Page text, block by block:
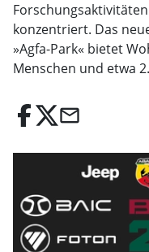
konzentriert. Das
»Agfa-Park« bietet
Menschen und etwa
email